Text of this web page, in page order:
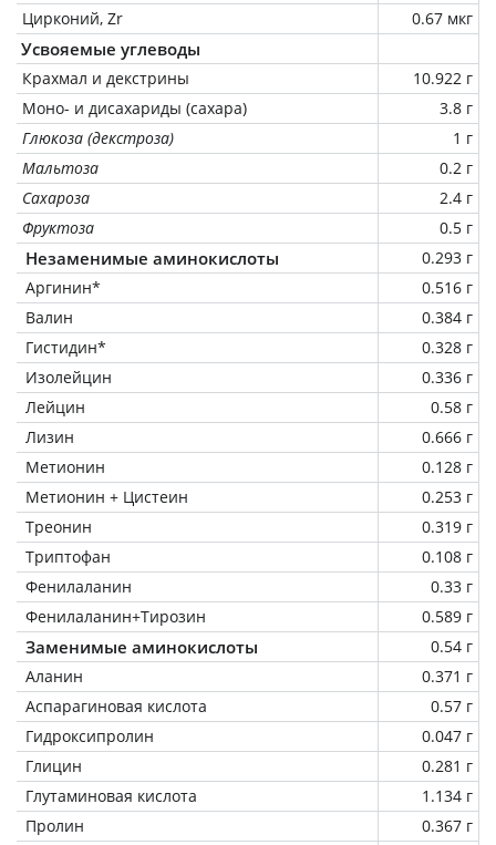
Цирконий, Zr
0.67 мкг
Усвояемые углеводы
Крахмал и декстрины
10.922 г
Моно- и дисахариды (сахара)
3.8 г
Глюкоза (декстроза)
1 г
Мальтоза
0.2 г
Сахароза
2.4 г
Фруктоза
0.5 г
Незаменимые аминокислоты
0.293 г
Аргинин*
0.516 г
Валин
0.384 г
Гистидин*
0.328 г
Изолейцин
0.336 г
Лейцин
0.58 г
Лизин
0.666 г
Метионин
0.128 г
Метионин + Цистеин
0.253 г
Треонин
0.319 г
Триптофан
0.108 г
Фенилаланин
0.33 г
Фенилаланин+Тирозин
0.589 г
Заменимые аминокислоты
0.54 г
Аланин
0.371 г
Аспарагиновая кислота
0.57 г
Гидроксипролин
0.047 г
Глицин
0.281 г
Глутаминовая кислота
1.134 г
Пролин
0.367 г